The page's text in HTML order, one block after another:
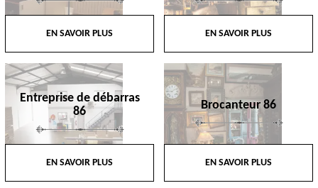
EN SAVOIR PLUS EN SAVOIR PLUS
Entreprise de débarras
86
EN SAVOIR PLUS
Brocanteur 86
EN SAVOIR PLUS